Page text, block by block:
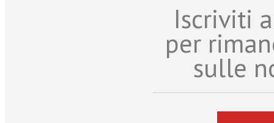
Iscriviti
per
sulle